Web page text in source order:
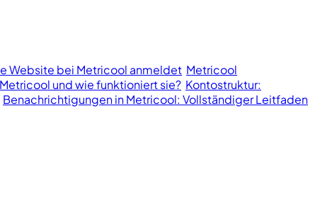
Website bei Metricool anmeldet Metricool
und wie funktioniert sie? Kontostruktur:
Benachrichtigungen in Metricool: Vollständiger Leitfaden